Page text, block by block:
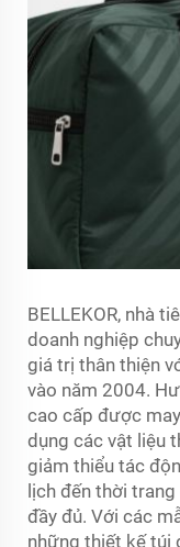
BELLEKOR, nhà
doanh nghiệp
giá trị thân thiện
vào năm 2004.
cao cấp được
dụng các vật liệu
giảm thiểu tác
lịch đến thời trang
đầy đủ. Với các
những thiết kế túi